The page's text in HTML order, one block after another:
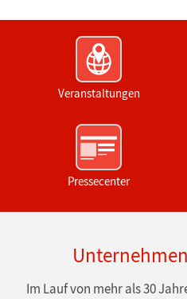
Veranstaltungen
Pressecenter
Im Lauf von mehr als 30